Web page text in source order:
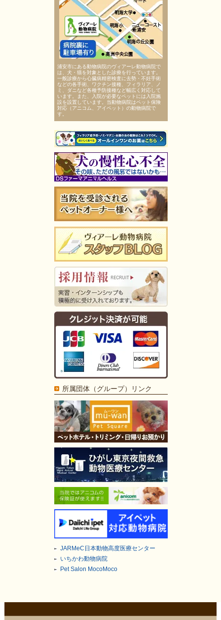
浦安市にある動物病院のヴィアーレ動物病院で
は、犬・猫を対象とした診療を行っています。
一般診療から心臓病精密検査に去勢・不妊手術
などの各手術、ワクチン接種、フィラリア、ノ
ミ、ダニなど各種予防接種など幅広く対応して
います。また、入院が必要なペットには入院施
設を設置しています。当動物病院はペット保険
対応（アニコム、アイペット）の動物病院で
す。
所属団体（グループ）リンク
JARMeC日本動物高度医療センター
いちかわ動物病院
Pet Salon MocoMoco